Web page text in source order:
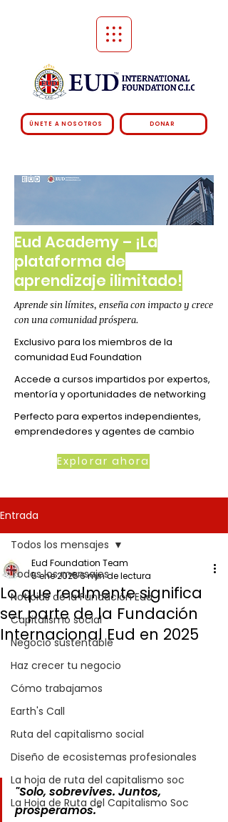
DONAR
ÚNETE A NOSOTROS
Eud Academy – ¡La
plataforma de
aprendizaje ilimitado!
Aprende sin límites, enseña con impacto y crece
con una comunidad próspera.
Exclusivo para los miembros de la
comunidad Eud Foundation
Accede a cursos impartidos por expertos,
mentoría y oportunidades de networking
Perfecto para expertos independientes,
emprendedores y agentes de cambio
Explorar ahora
Entrada
Todos los mensajes
Noticias de la Fundación Eud
Capitalismo social
Negocio sustentable
Haz crecer tu negocio
Cómo trabajamos
Earth's Call
Ruta del capitalismo social
Diseño de ecosistemas profesionales
La hoja de ruta del capitalismo soc
La Hoja de Ruta del Capitalismo Soc
Todos los mensajes
Lo que realmente significa
ser parte de la Fundación
Internacional Eud en 2025
Eud Foundation Team
5 ene 20256 min de lectura
"Solo, sobrevives. Juntos,
prosperamos."